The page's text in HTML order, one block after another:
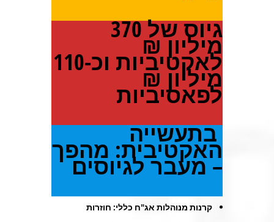
גיוס של 370
מיליון ₪
לאקטיביות וכ-110
מיליון ₪
לפאסיביות
בתעשייה
האקטיבית: מהפך
– מעבר לגיוסים
קרנות מנוהלות אג"ח כללי: חוזרות